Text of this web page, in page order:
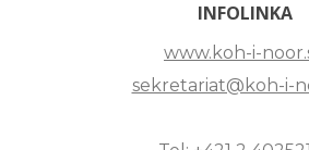
INFOLINKA
www.koh-i-
sekretariat@koh-i-